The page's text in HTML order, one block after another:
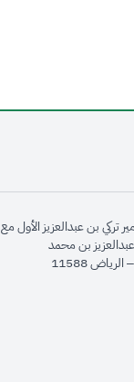
تركي بن عبدالعزيز الأول مع
بن محمد